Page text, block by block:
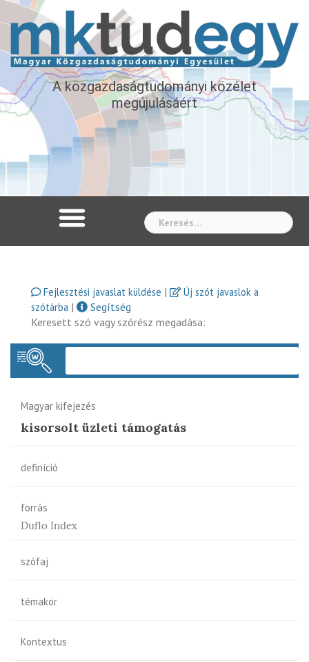
A közgazdaságtudományi közélet
megújulásáért
Fejlesztési javaslat küldése |
Új szót javaslok a
szótárba |
Segítség
Keresett szó vagy szórész megadása:
Magyar kifejezés
kisorsolt üzleti támogatás
definíció
forrás
Duflo Index
szófaj
témakör
Kontextus